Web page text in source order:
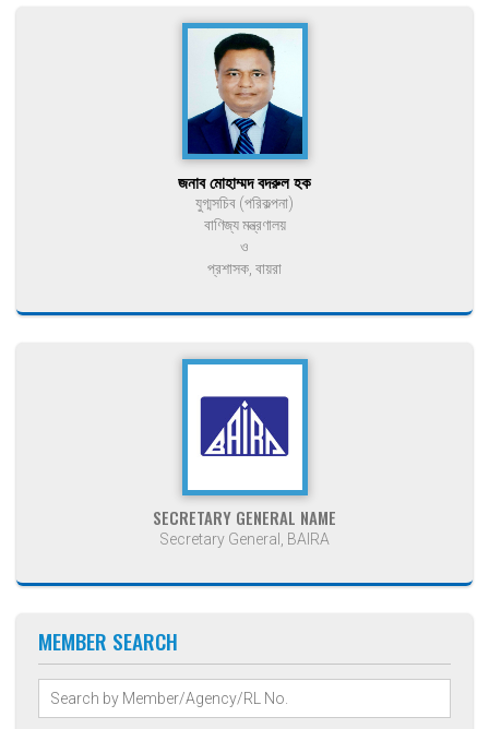
জনাব মোহাম্মদ বদরুল হক
যুগ্মসচিব (পরিকল্পনা)
বাণিজ্য মন্ত্রণালয়
ও
প্রশাসক, বায়রা
SECRETARY GENERAL NAME
Secretary General, BAIRA
MEMBER SEARCH